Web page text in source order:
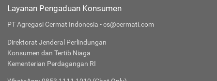
Layanan Pengaduan Konsumen
PT Agregasi Cermat Indonesia - cs@cermati.com
Direktorat Jenderal Perlindungan
Konsumen dan Tertib Niaga
Kementerian Perdagangan RI